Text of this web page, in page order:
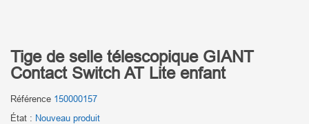
Tige de selle télescopique GIANT
Contact Switch AT Lite enfant
Référence 150000157
État : Nouveau produit